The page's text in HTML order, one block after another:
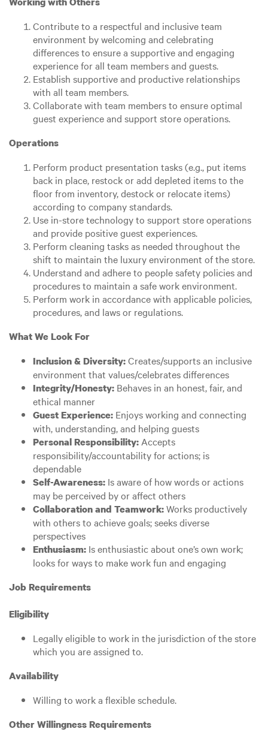
Contribute to a respectful and inclusive team
environment by welcoming and celebrating
differences to ensure a supportive and engaging
experience for all team members and guests.
Establish supportive and productive relationships
with all team members.
Collaborate with team members to ensure optimal
guest experience and support store operations.
Operations
Perform product presentation tasks (e.g., put items
back in place, restock or add depleted items to the
floor from inventory, destock or relocate items)
according to company standards.
Use in-store technology to support store operations
and provide positive guest experiences.
Perform cleaning tasks as needed throughout the
shift to maintain the luxury environment of the store.
Understand and adhere to people safety policies and
procedures to maintain a safe work environment.
Perform work in accordance with applicable policies,
procedures, and laws or regulations.
What We Look For
Inclusion & Diversity:Creates/supports an inclusive
environment that values/celebrates differences
Integrity/Honesty: Behaves in an honest, fair, and
ethical manner
Guest Experience: Enjoys working and connecting
with, understanding, and helping guests
Personal Responsibility: Accepts
responsibility/accountability for actions; is
dependable
Self-Awareness: Is aware of how words or actions
may be perceived by or affect others
Collaboration and Teamwork:Works productively
with others to achieve goals; seeks diverse
perspectives
Enthusiasm: Is enthusiastic about one’s own work;
looks for ways to make work fun and engaging
Job Requirements
Eligibility
Legally eligible to work in the jurisdiction of the store
which you are assigned to.
Availability
Willing to work a flexible schedule.
Other Willingness Requirements